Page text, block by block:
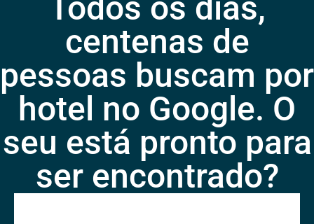
Todos os dias,
centenas de
pessoas buscam por
hotel no Google. O
seu está pronto para
ser encontrado?